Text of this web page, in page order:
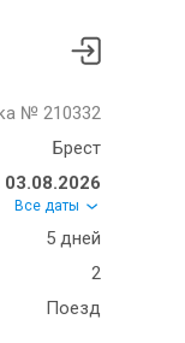
№ 210332
Брест
03.08.2026
Все даты
5 дней
2
Поезд